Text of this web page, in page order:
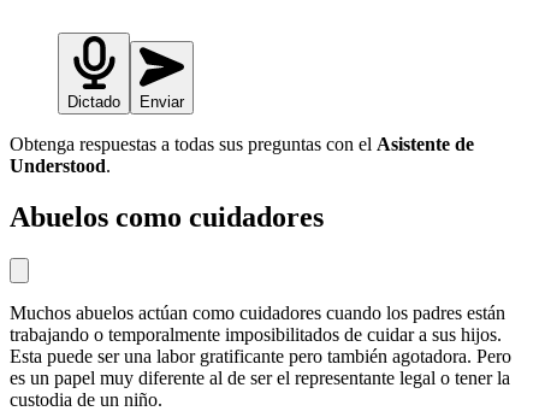
Dictado Enviar
Obtenga respuestas a todas sus preguntas con el Asistente de
Understood.
Abuelos como cuidadores
Muchos abuelos actúan como cuidadores cuando los padres están
trabajando o temporalmente imposibilitados de cuidar a sus hijos.
Esta puede ser una labor gratificante pero también agotadora. Pero
es un papel muy diferente al de ser el representante legal o tener la
custodia de un niño.